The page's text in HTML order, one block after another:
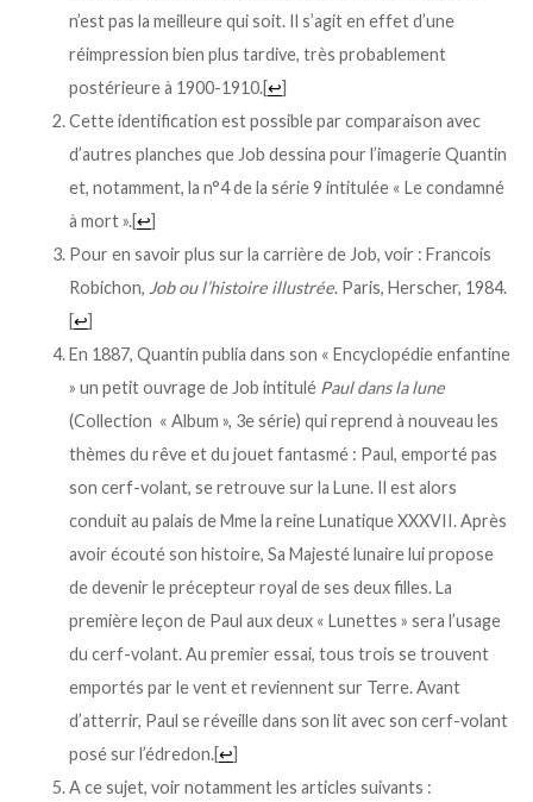
n’est pas la meilleure qui soit. Il s’agit en effet d’une
réimpression bien plus tardive, très probablement
postérieure à 1900-1910.[↩]
Cette identification est possible par comparaison avec
d’autres planches que Job dessina pour l’imagerie Quantin
et, notamment, la n°4 de la série 9 intitulée « Le condamné
à mort ».[↩]
Pour en savoir plus sur la carrière de Job, voir : Francois
Robichon, Job ou l’histoire illustrée. Paris, Herscher, 1984.
[↩]
En 1887, Quantin publia dans son « Encyclopédie enfantine
» un petit ouvrage de Job intitulé Paul dans la lune
(Collection « Album », 3e série) qui reprend à nouveau les
thèmes du rêve et du jouet fantasmé : Paul, emporté pas
son cerf-volant, se retrouve sur la Lune. Il est alors
conduit au palais de Mme la reine Lunatique XXXVII. Après
avoir écouté son histoire, Sa Majesté lunaire lui propose
de devenir le précepteur royal de ses deux filles. La
première leçon de Paul aux deux « Lunettes » sera l’usage
du cerf-volant. Au premier essai, tous trois se trouvent
emportés par le vent et reviennent sur Terre. Avant
d’atterrir, Paul se réveille dans son lit avec son cerf-volant
posé sur l’édredon.[↩]
A ce sujet, voir notamment les articles suivants :
S
e
a
r
h
f